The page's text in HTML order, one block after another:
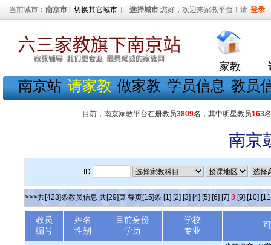
当前城市： 南京市 [ 切换其它城市 ] 选择城市 您好，欢迎来家教平台！请 登录
家教
南京站 请家教 做家教 学员信息 教员
目前，南京家教平台在册教员3809名，其中明星教员163
南京
ID
>>>共[423]条教员信息 共[29]页 每页[15]条 [1] [2] [3] [4] [5] [6] [7] 8 [9] [10]
教员
编号
姓名
性别
目前身份
学历
学校
专业